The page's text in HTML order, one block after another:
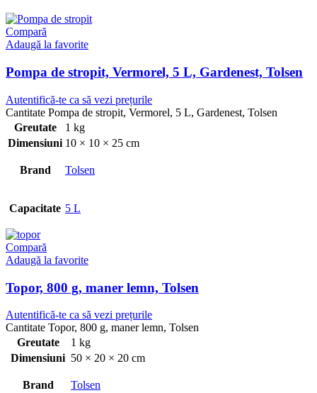
Compară
Adaugă la favorite
Pompa de stropit, Vermorel, 5 L, Gardenest, Tolsen
Autentifică-te ca să vezi prețurile
Cantitate Pompa de stropit, Vermorel, 5 L, Gardenest, Tolsen
Greutate
1 kg
Dimensiuni 10 × 10 × 25 cm
Brand Tolsen
Capacitate 5 L
Compară
Adaugă la favorite
Topor, 800 g, maner lemn, Tolsen
Autentifică-te ca să vezi prețurile
Cantitate Topor, 800 g, maner lemn, Tolsen
Greutate
1 kg
Dimensiuni 50 × 20 × 20 cm
Brand Tolsen